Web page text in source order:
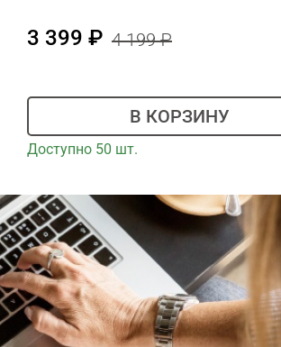
3 399 4 199
В КОРЗИНУ
Доступно 50 шт.